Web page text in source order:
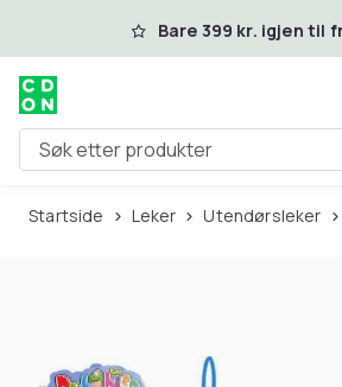
Hopp til hovedinnhold
Bare 399 kr. igjen til
Søk etter produkter
Startside Leker Utendørsleker